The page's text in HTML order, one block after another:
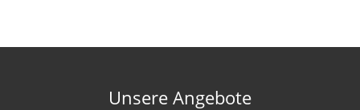
Unsere Angebote